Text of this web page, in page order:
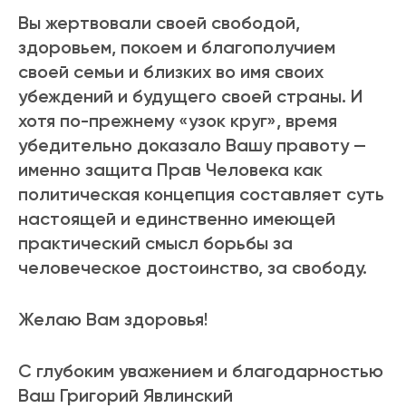
Вы жертвовали своей свободой,
здоровьем, покоем и благополучием
своей семьи и близких во имя своих
убеждений и будущего своей страны. И
хотя по-прежнему «узок круг», время
убедительно доказало Вашу правоту —
именно защита Прав Человека как
политическая концепция составляет суть
настоящей и единственно имеющей
практический смысл борьбы за
человеческое достоинство, за свободу.
Желаю Вам здоровья!
С глубоким уважением и благодарностью
Ваш Григорий Явлинский